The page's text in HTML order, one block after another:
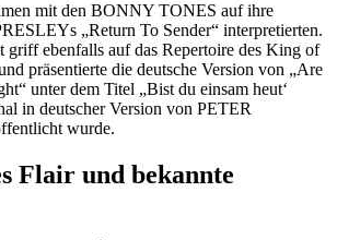
mit den BONNY TONES auf ihre
„Return To Sender“ interpretierten.
ebenfalls auf das Repertoire des King of
präsentierte die deutsche Version von „Are
unter dem Titel „Bist du einsam heut‘
in deutscher Version von PETER
wurde.
Flair und bekannte